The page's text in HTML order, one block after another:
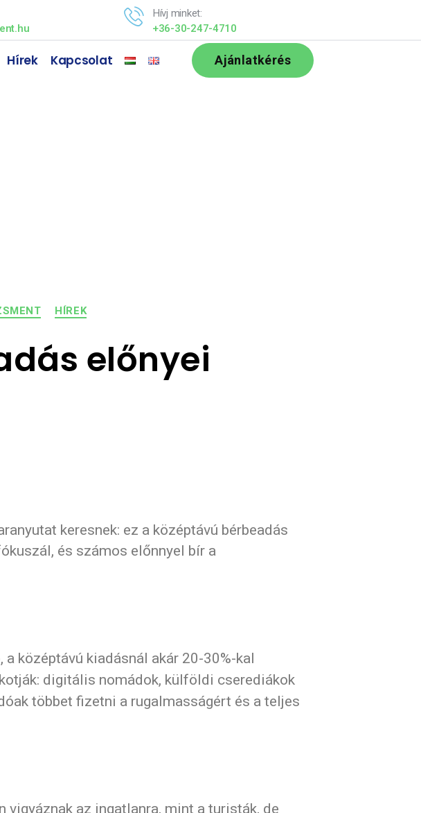
Hívj minket:
+36-30-247-4710
Hírek Kapcsolat Ajánlatkérés
HÍREK
előnyei
keresnek: ez a középtávú bérbeadás
és számos előnnyel bír a
középtávú kiadásnál akár 20-30%-kal
digitális nomádok, külföldi cserediákok
többet fizetni a rugalmasságért és a teljes
az ingatlanra, mint a turisták, de